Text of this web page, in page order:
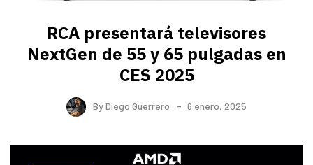
RCA presentará televisores
NextGen de 55 y 65 pulgadas en
CES 2025
ByDiego Guerrero 6 enero, 2025